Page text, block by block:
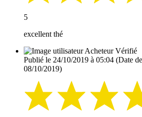
5
excellent thé
Acheteur Vérifié
Publié le 24/10/2019 à 05:04 (Date
08/10/2019)